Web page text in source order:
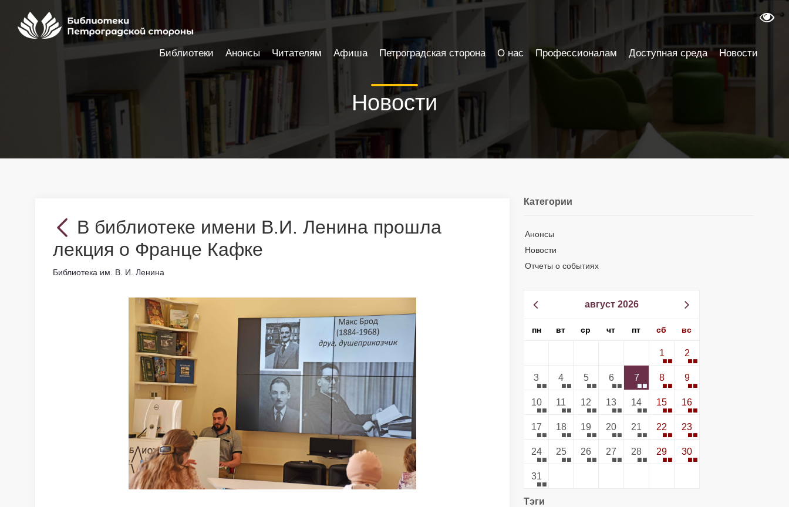
Новости
В библиотеке имени В.И. Ленина прошла
лекция о Франце Кафке
Библиотека им. В. И. Ленина
Категории
Анонсы
Новости
Отчеты о событиях
август 2026
пн вт ср чт пт сб вс
1 2
3 4 5 6 7 8 9
10 11 12 13 14 15 16
17 18 19 20 21 22 23
24 25 26 27 28 29 30
31
Тэги
Библиотеки Анонсы Читателям Афиша Петроградская сторона О нас Профессионалам Доступная среда Новости
Настройки доступности